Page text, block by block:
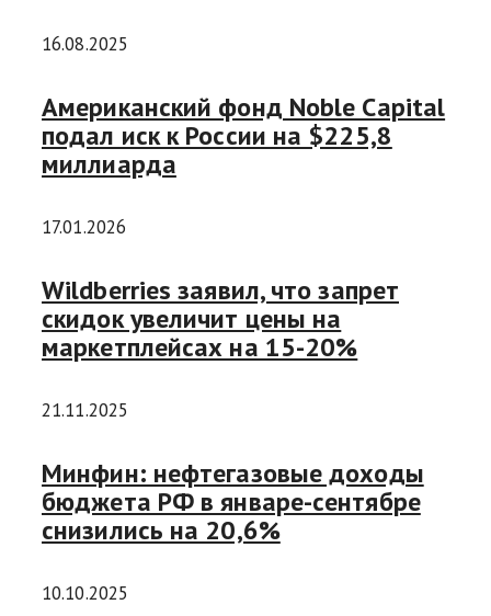
16.08.2025
Американский фонд Noble Capital
подал иск к России на $225,8
миллиарда
17.01.2026
Wildberries заявил, что запрет
скидок увеличит цены на
маркетплейсах на 15-20%
21.11.2025
Минфин: нефтегазовые доходы
бюджета РФ в январе-сентябре
снизились на 20,6%
10.10.2025